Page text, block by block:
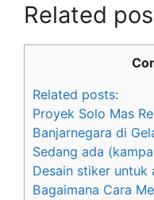
Related
Related posts:
Proyek Solo Mas
Banjarnegara di
Sedang ada
Desain stiker untuk
Bagaimana Cara